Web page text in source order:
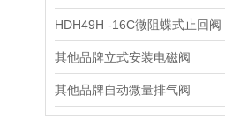
HDH49H -16C微阻蝶式止回阀
其他品牌立式安装电磁阀
其他品牌自动微量排气阀